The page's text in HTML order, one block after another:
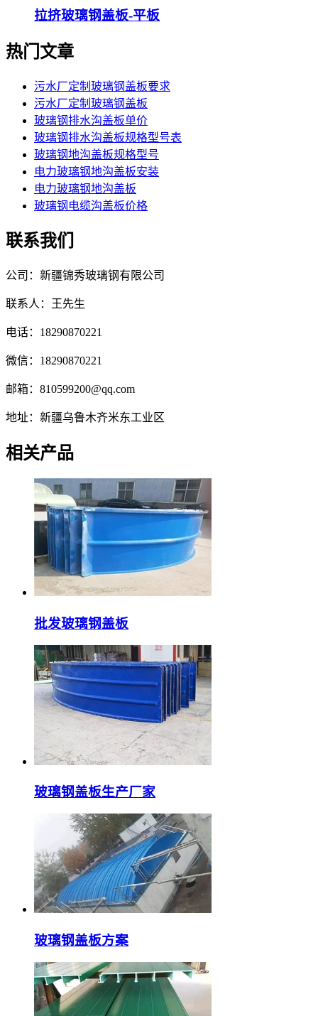
拉挤玻璃钢盖板-平板
热门文章
污水厂定制玻璃钢盖板要求
污水厂定制玻璃钢盖板
玻璃钢排水沟盖板单价
玻璃钢排水沟盖板规格型号表
玻璃钢地沟盖板规格型号
电力玻璃钢地沟盖板安装
电力玻璃钢地沟盖板
玻璃钢电缆沟盖板价格
联系我们
公司：新疆锦秀玻璃钢有限公司
联系人：王先生
电话：18290870221
微信：18290870221
邮箱：810599200@qq.com
地址：新疆乌鲁木齐米东工业区
相关产品
批发玻璃钢盖板
玻璃钢盖板生产厂家
玻璃钢盖板方案